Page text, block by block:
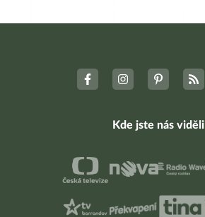
Kde jste nás viděli